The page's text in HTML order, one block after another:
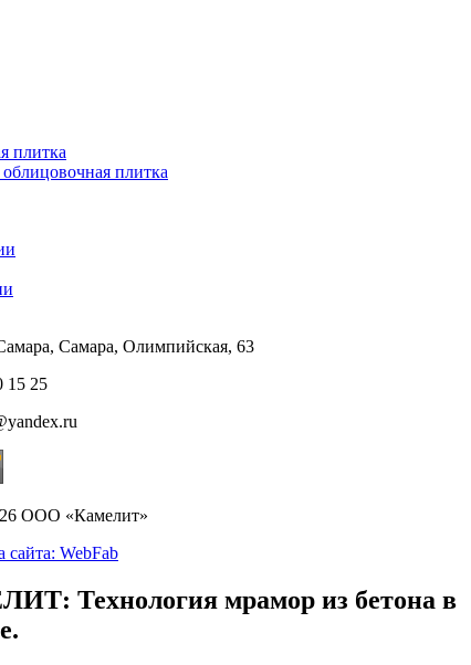
плитка
плитка
Самара, Олимпийская, 63
15 25
ООО «Камелит»
сайта: WebFab
Технология мрамор из бетона в